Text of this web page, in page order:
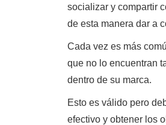
socializar y compartir
de esta manera dar a
Cada vez es más
que no lo encuentran
dentro de su marca.
Esto es válido pero
efectivo y obtener los